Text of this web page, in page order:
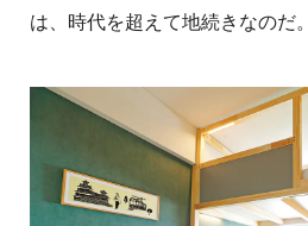
は、時代を超えて地続きなのだ。